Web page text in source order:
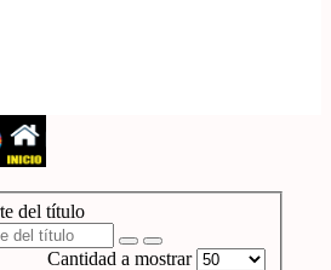
del título
Cantidad a mostrar